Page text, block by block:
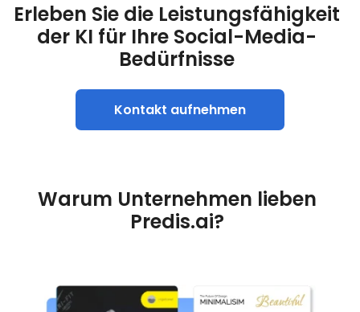
Erleben Sie die Leistungsfähigkeit
der KI für Ihre Social-Media-
Bedürfnisse
Kontakt aufnehmen
Warum Unternehmen lieben
Predis.ai?